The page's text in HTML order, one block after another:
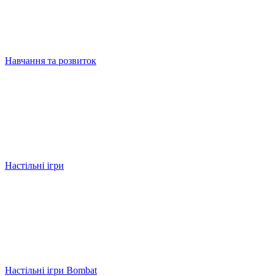
Навчання та розвиток
Настільні ігри
Настільні ігри Bombat